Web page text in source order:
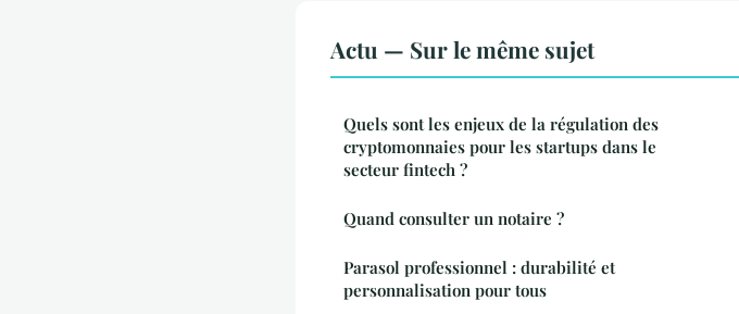
Actu — Sur le même sujet
Quels sont les enjeux de la régulation des
cryptomonnaies pour les startups dans le
secteur fintech ?
Quand consulter un notaire ?
Parasol professionnel : durabilité et
personnalisation pour tous